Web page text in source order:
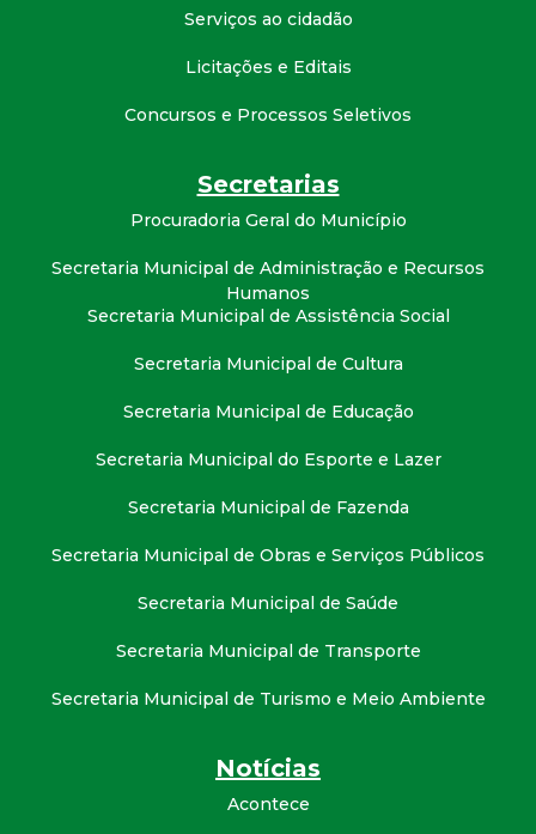
Serviços ao cidadão
Licitações e Editais
Concursos e Processos Seletivos
Secretarias
Procuradoria Geral do Município
Secretaria Municipal de Administração e Recursos
Humanos
Secretaria Municipal de Assistência Social
Secretaria Municipal de Cultura
Secretaria Municipal de Educação
Secretaria Municipal do Esporte e Lazer
Secretaria Municipal de Fazenda
Secretaria Municipal de Obras e Serviços Públicos
Secretaria Municipal de Saúde
Secretaria Municipal de Transporte
Secretaria Municipal de Turismo e Meio Ambiente
Notícias
Acontece